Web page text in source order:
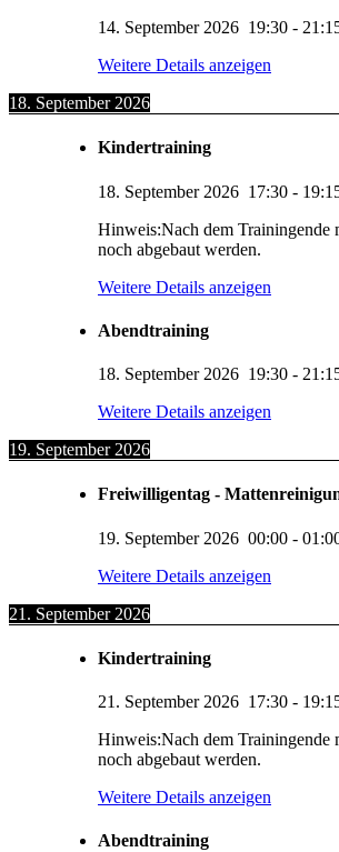
14. September 2026 19:30 -
Weitere Details anzeigen
18. September 2026
Kindertraining
18. September 2026 17:30 -
Hinweis:Nach dem Trainingende
noch abgebaut werden.
Weitere Details anzeigen
Abendtraining
18. September 2026 19:30 -
Weitere Details anzeigen
19. September 2026
Freiwilligentag -
19. September 2026 00:00 -
Weitere Details anzeigen
21. September 2026
Kindertraining
21. September 2026 17:30 -
Hinweis:Nach dem Trainingende
noch abgebaut werden.
Weitere Details anzeigen
Abendtraining